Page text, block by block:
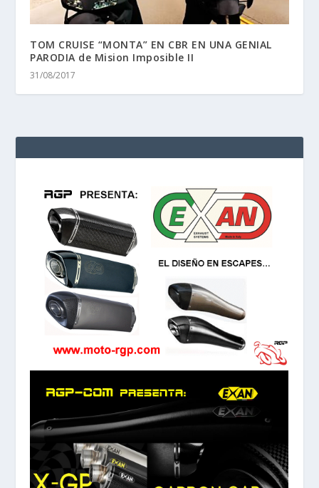
TOM CRUISE “MONTA” EN CBR EN UNA GENIAL
PARODIA de Mision Imposible II
31/08/2017